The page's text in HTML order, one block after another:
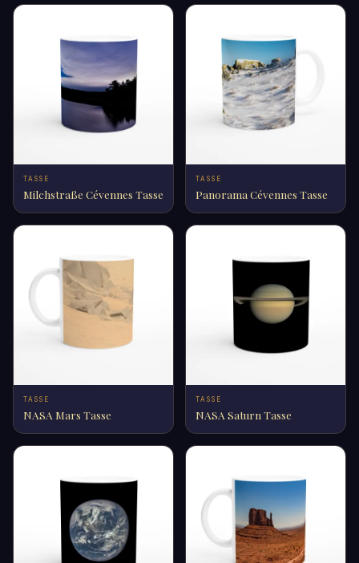
TASSE
Milchstraße Cévennes Tasse
TASSE
Panorama Cévennes Tasse
TASSE
NASA Mars Tasse
TASSE
NASA Saturn Tasse